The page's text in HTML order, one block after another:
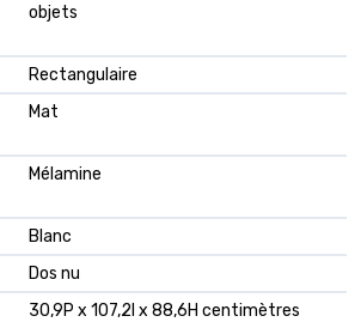
objets
Rectangulaire
Mat
Mélamine
Blanc
Dos nu
30,9P x 107,2l x 88,6H centimètres